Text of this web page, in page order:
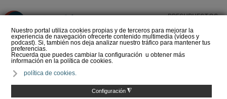
Nuestro portal utiliza cookies propias y de terceros para mejorar la
experiencia de navegación ofrecerte contenido multimedia (vídeos y
podcast). Si, también nos deja analizar nuestro tráfico para mantener tus
preferencias.
Recuerda que puedes cambiar la configuración u obtener más
información en la política de cookies.
política de cookies.
Configuración ◮
PRESUPUESTOS
del Amperio (Episodio 3)